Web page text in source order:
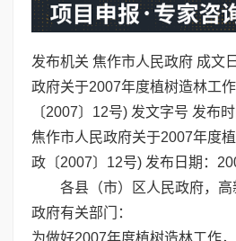
发布机关 焦作市人民政府 成文
政府关于2007年度植树造林工
〔2007〕12号) 发文字号 发布
焦作市人民政府关于2007年度
政〔2007〕12号) 发布日期：
各县（市）区人民政府，
政府有关部门：